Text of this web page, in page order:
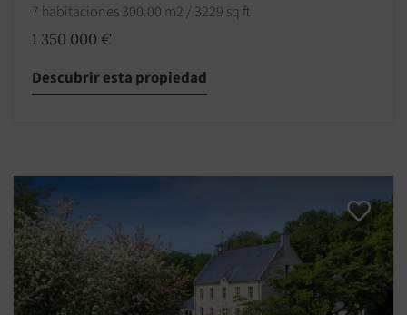
7 habitaciones 300.00 m2 / 3229 sq ft
1 350 000 €
Descubrir esta propiedad